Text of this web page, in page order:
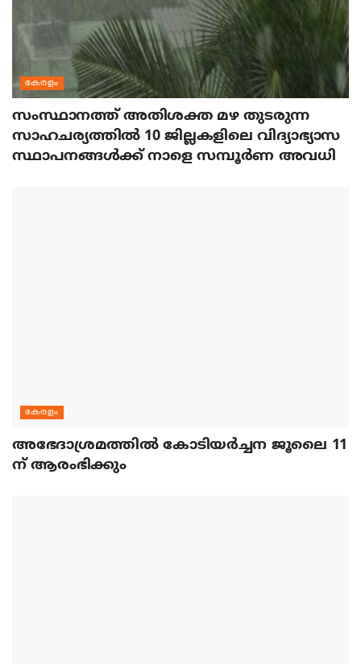
കേരളം
സംസ്ഥാനത്ത് അതിശക്ത മഴ തുടരുന്ന
സാഹചര്യത്തിൽ 10 ജില്ലകളിലെ വിദ്യാഭ്യാസ
സ്ഥാപനങ്ങൾക്ക് നാളെ സമ്പൂർണ അവധി
കേരളം
അഭേദാശ്രമത്തില്‍ കോടിയര്‍ച്ചന ജൂലൈ 11
ന് ആരംഭിക്കും